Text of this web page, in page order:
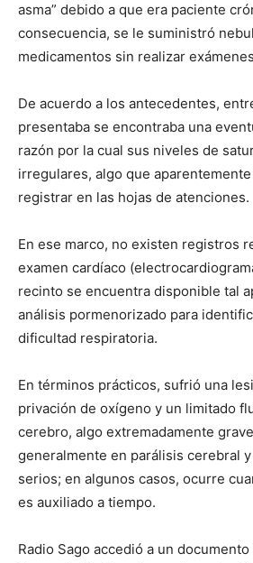
asma” debido a que era paciente
consecuencia, se le suministró
medicamentos sin realizar
De acuerdo a los antecedentes,
presentaba se encontraba una
razón por la cual sus niveles de
irregulares, algo que aparentemente
registrar en las hojas de atenciones.
En ese marco, no existen registros
examen cardíaco
recinto se encuentra disponible tal
análisis pormenorizado para
dificultad respiratoria.
En términos prácticos, sufrió una
privación de oxígeno y un limitado
cerebro, algo extremadamente
generalmente en parálisis cerebral
serios; en algunos casos, ocurre
es auxiliado a tiempo.
Radio Sago accedió a un